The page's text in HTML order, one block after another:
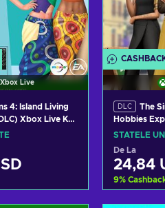
Xbox Live
4: Island Living
Xbox Live Key
DLC
The
Hobbies
XBOX LIVE
STATELE
De La
24,84
9%